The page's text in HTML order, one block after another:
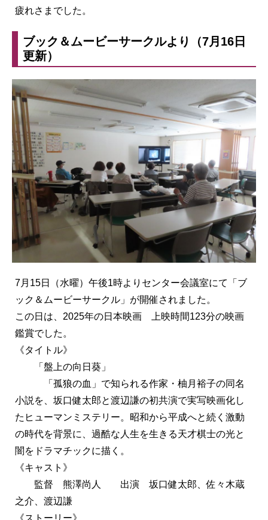
疲れさまでした。
ブック＆ムービーサークルより（7月16日
更新）
7月15日（水曜）午後1時よりセンター会議室にて「ブ
ック＆ムービーサークル」が開催されました。
この日は、2025年の日本映画 上映時間123分の映画
鑑賞でした。
《タイトル》
「盤上の向日葵」
「孤狼の血」で知られる作家・柚月裕子の同名
小説を、坂口健太郎と渡辺謙の初共演で実写映画化し
たヒューマンミステリー。昭和から平成へと続く激動
の時代を背景に、過酷な人生を生きる天才棋士の光と
闇をドラマチックに描く。
《キャスト》
監督 熊澤尚人 出演 坂口健太郎、佐々木蔵
之介、渡辺謙
《ストーリー》